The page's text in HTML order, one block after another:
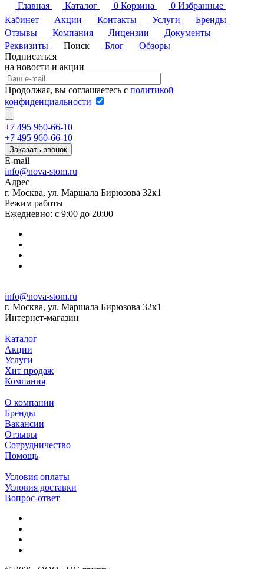
Главная
Каталог 0 Корзина 0 Избранные
Кабинет
Акции Контакты Услуги
Бренды
Отзывы
Компания Лицензии
Документы
Реквизиты
Поиск Блог
Обзоры
Подписаться
на новости и акции
Продолжая, вы соглашаетесь с политикой
конфиденциальности
+7 495 960-66-10
+7 495 960-66-10
Заказать звонок
E-mail
info@nova-stom.ru
Адрес
г. Москва, ул. Маршала Бирюзова 32к1
Режим работы
Ежедневно: с 9:00 до 20:00
info@nova-stom.ru
г. Москва, ул. Маршала Бирюзова 32к1
Интернет-магазин
Каталог
Акции
Услуги
Хит продаж
Компания
О компании
Бренды
Вакансии
Отзывы
Сотрудничество
Помощь
Условия оплаты
Условия доставки
Вопрос-ответ